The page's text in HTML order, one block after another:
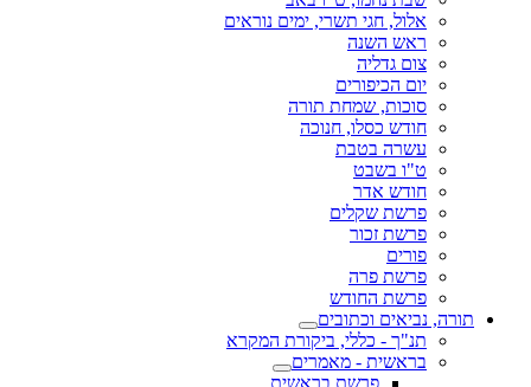
אלול, חגי תשרי, ימים נוראים
ראש השנה
צום גדליה
יום הכיפורים
סוכות, שמחת תורה
חודש כסלו, חנוכה
עשרה בטבת
ט"ו בשבט
חודש אדר
פרשת שקלים
פרשת זכור
פורים
פרשת פרה
פרשת החודש
תורה, נביאים וכתובים
תנ"ך - כללי, ביקורת המקרא
בראשית - מאמרים